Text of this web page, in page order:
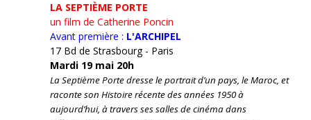
LA SEPTIÈME PORTE
un film de Catherine Poncin
Avant première : L'ARCHIPEL
17 Bd de Strasbourg - Paris
Mardi 19 mai 20h
La Septième Porte dresse le portrait d’un pays, le Maroc, et
raconte son Histoire récente des années 1950 à
aujourd’hui, à travers ses salles de cinéma dans